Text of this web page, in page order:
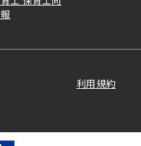
利用規約